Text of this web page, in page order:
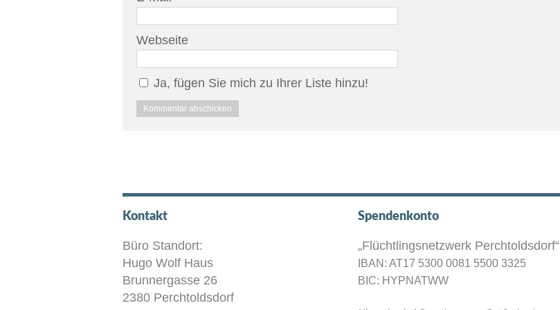
Webseite
Ja, fügen Sie mich zu Ihrer Liste hinzu!
Kontakt
Büro Standort:
Hugo Wolf Haus
Brunnergasse 26
2380 Perchtoldsdorf
Spendenkonto
„Flüchtlingsnetzwerk Perchtoldsdorf“
IBAN: AT17 5300 0081 5500 3325
BIC: HYPNATWW